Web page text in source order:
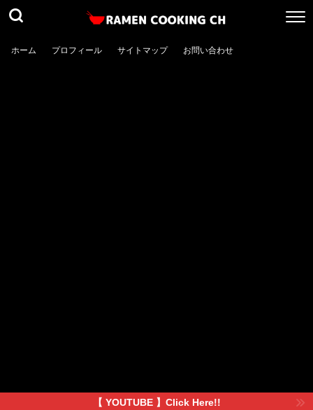
ホーム プロフィール サイトマップ お問い合わせ
【 YOUTUBE 】Click Here!!